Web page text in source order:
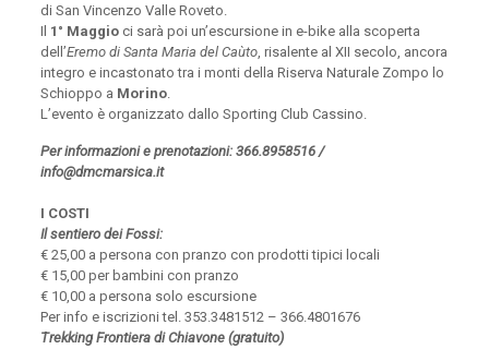
di San Vincenzo Valle Roveto.
Il 1° Maggioci sarà poi un’escursione in e-bike alla scoperta
dell’Eremo di Santa Maria del Caùto, risalente al XII secolo, ancora
integro e incastonato tra i monti della Riserva Naturale Zompo lo
Schioppo a Morino.
L’evento è organizzato dallo Sporting Club Cassino.
Per informazioni e prenotazioni: 366.8958516 /
info@dmcmarsica.it
I COSTI
Il sentiero dei Fossi:
€ 25,00 a persona con pranzo con prodotti tipici locali
€ 15,00 per bambini con pranzo
€ 10,00 a persona solo escursione
Per info e iscrizioni tel. 353.3481512 – 366.4801676
Trekking Frontiera di Chiavone (gratuito)